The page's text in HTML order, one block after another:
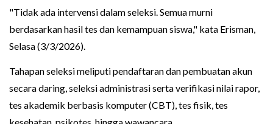
"Tidak ada intervensi dalam seleksi. Semua murni
berdasarkan hasil tes dan kemampuan siswa," kata Erisman,
Selasa (3/3/2026).
Tahapan seleksi meliputi pendaftaran dan pembuatan akun
secara daring, seleksi administrasi serta verifikasi nilai rapor,
tes akademik berbasis komputer (CBT), tes fisik, tes